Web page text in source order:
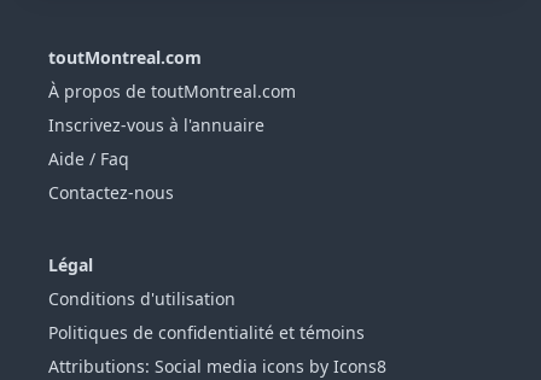
toutMontreal.com
À propos de toutMontreal.com
Inscrivez-vous à l'annuaire
Aide / Faq
Contactez-nous
Légal
Conditions d'utilisation
Politiques de confidentialité et témoins
Attributions: Social media icons by Icons8